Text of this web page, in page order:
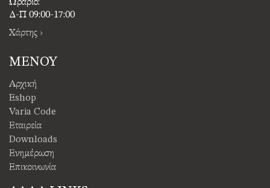
Ωράριο:
Δ-Π 09:00-17:00
Χάρτης ›
ΜΕΝΟΥ
Αρχική
Eshop
Varia Code
Εταιρεία
Downloads
Ενημέρωση
Επικοινωνία